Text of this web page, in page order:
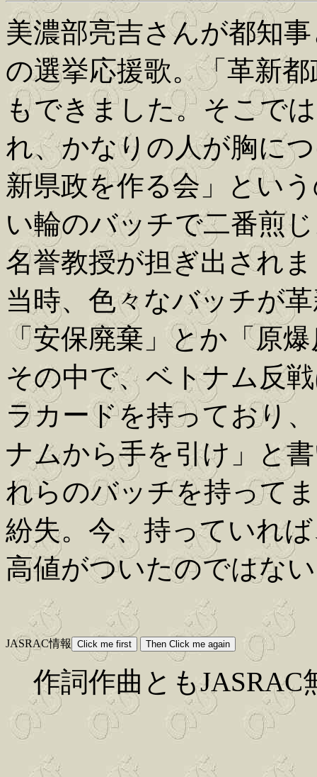
美濃部亮吉さんが都知
の選挙応援歌。「革新
もできました。そこで
れ、かなりの人が胸に
新県政を作る会」とい
い輪のバッチで二番煎
名誉教授が担ぎ出され
当時、色々なバッチが
「安保廃棄」とか「原
その中で、ベトナム反
ラカードを持っており
ナムから手を引け」と
れらのバッチを持って
紛失。今、持っていれ
高値がついたのではな
JASRAC情報
作詞作曲ともJASRAC